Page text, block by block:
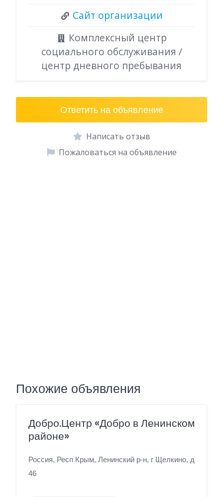
Сайт организации
Комплексный центр
социального обслуживания /
центр дневного пребывания
Ответить на объявление
Написать отзыв
Пожаловаться на объявление
Похожие объявления
Добро.Центр «Добро в Ленинском
районе»
Россия, Респ Крым, Ленинский р-н, г Щелкино, д
46